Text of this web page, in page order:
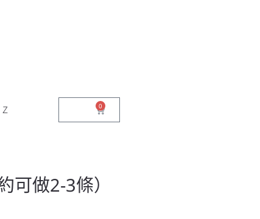
0
可做2-3條）